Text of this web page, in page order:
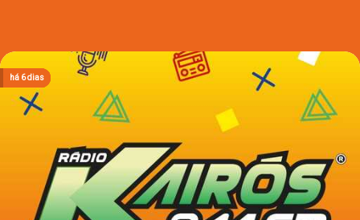
há 3 dias
há 3 dias
há 3 dias
há 3 dias
há 6 dias